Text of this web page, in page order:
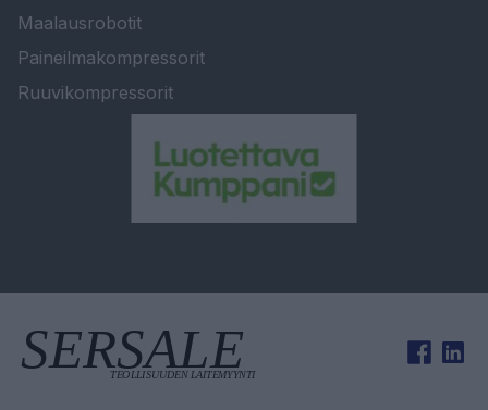
Maalausrobotit
Paineilmakompressorit
Ruuvikompressorit